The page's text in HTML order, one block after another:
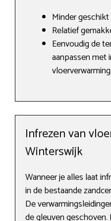
Minder
Relatief
Eenvoudig de
aanpassen met
vloerverwarming.
Infrezen van
Winterswijk
Wanneer je alles laat
in de bestaande
De
de gleuven